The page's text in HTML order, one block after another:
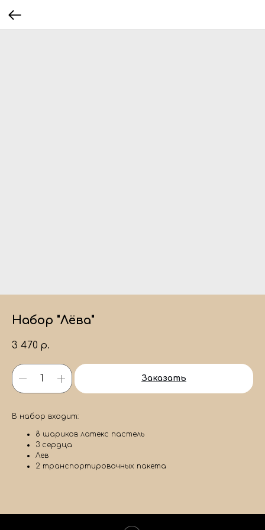
Набор "Лёва"
3 470 р.
Заказать
В набор входит:
8 шариков латекс пастель
3 сердца
Лев
2 транспортировочных пакета